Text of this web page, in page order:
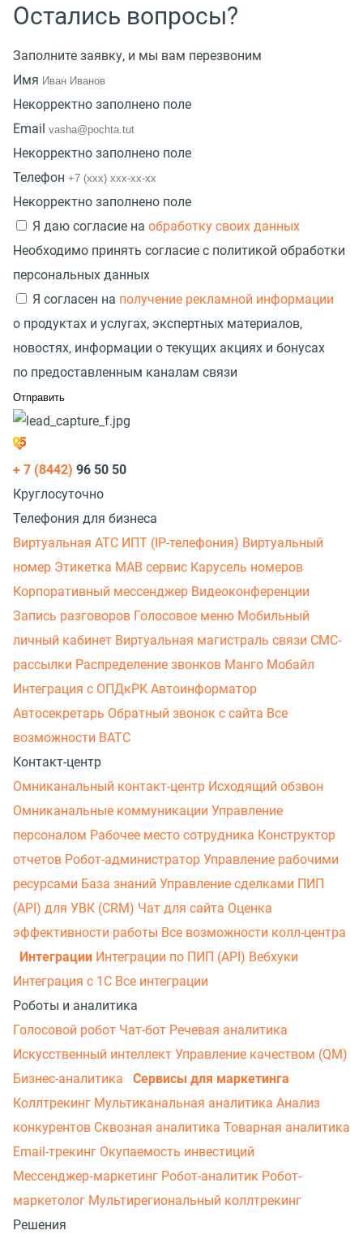
Остались вопросы?
Заполните заявку, и мы вам перезвоним
Имя
Некорректно заполнено поле
Email
Некорректно заполнено поле
Телефон
Некорректно заполнено поле
Я даю согласие на обработку своих данных
Необходимо принять согласие с политикой обработки
персональных данных
Я согласен на получение рекламной информации
о продуктах и услугах, экспертных материалов,
новостях, информации о текущих акциях и бонусах
по предоставленным каналам связи
+ 7 (8442) 96 50 50
Круглосуточно
Телефония для бизнеса
Виртуальная АТС ИПТ (IP-телефония) Виртуальный
номер Этикетка МАВ сервис Карусель номеров
Корпоративный мессенджер Видеоконференции
Запись разговоров Голосовое меню Мобильный
личный кабинет Виртуальная магистраль связи СМС-
рассылки Распределение звонков Манго Мобайл
Интеграция с ОПДкРК Автоинформатор
Автосекретарь Обратный звонок с сайта Все
возможности ВАТС
Контакт-центр
Омниканальный контакт-центр Исходящий обзвон
Омниканальные коммуникации Управление
персоналом Рабочее место сотрудника Конструктор
отчетов Робот-администратор Управление рабочими
ресурсами База знаний Управление сделками ПИП
(API) для УВК (CRM) Чат для сайта Оценка
эффективности работы Все возможности колл-центра
Интеграции Интеграции по ПИП (API) Вебхуки
Интеграция с 1С Все интеграции
Роботы и аналитика
Голосовой робот Чат-бот Речевая аналитика
Искусственный интеллект Управление качеством (QM)
Бизнес-аналитика
Сервисы для маркетинга
Коллтрекинг Мультиканальная аналитика Анализ
конкурентов Сквозная аналитика Товарная аналитика
Email-трекинг Окупаемость инвестиций
Мессенджер‑маркетинг Робот-аналитик Робот-
маркетолог Мультирегиональный коллтрекинг
Решения